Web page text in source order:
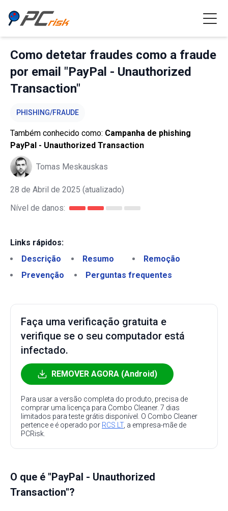
Como detetar fraudes como a fraude
por email "PayPal - Unauthorized
Transaction"
PHISHING/FRAUDE
Também conhecido como: Campanha de phishing
PayPal - Unauthorized Transaction
Tomas Meskauskas
28 de Abril de 2025 (atualizado)
Nível de danos:
Links rápidos:
Descrição
Resumo
Remoção
Prevenção
Perguntas frequentes
Faça uma verificação gratuita e
verifique se o seu computador está
infectado.
REMOVER AGORA (Android)
Para usar a versão completa do produto, precisa de
comprar uma licença para Combo Cleaner. 7 dias
limitados para teste grátis disponível. O Combo Cleaner
pertence e é operado por RCS LT, a empresa-mãe de
PCRisk.
O que é "PayPal - Unauthorized
Transaction"?